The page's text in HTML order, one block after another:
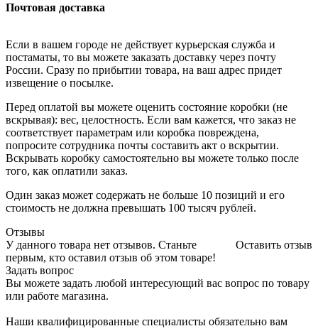
Почтовая доставка
Если в вашем городе не действует курьерская служба и
постаматы, то вы можете заказать доставку через почту
России. Сразу по прибытии товара, на ваш адрес придет
извещение о посылке.
Перед оплатой вы можете оценить состояние коробки (не
вскрывая): вес, целостность. Если вам кажется, что заказ не
соответствует параметрам или коробка повреждена,
попросите сотрудника почты составить акт о вскрытии.
Вскрывать коробку самостоятельно вы можете только после
того, как оплатили заказ.
Один заказ может содержать не больше 10 позиций и его
стоимость не должна превышать 100 тысяч рублей.
Отзывы
Оставить отзыв
У данного товара нет отзывов. Станьте
первым, кто оставил отзыв об этом товаре!
Задать вопрос
Вы можете задать любой интересующий вас вопрос по товару
или работе магазина.
Наши квалифицированные специалисты обязательно вам